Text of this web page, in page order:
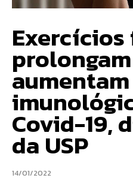
Covid-19,
da USP
14/01/2022